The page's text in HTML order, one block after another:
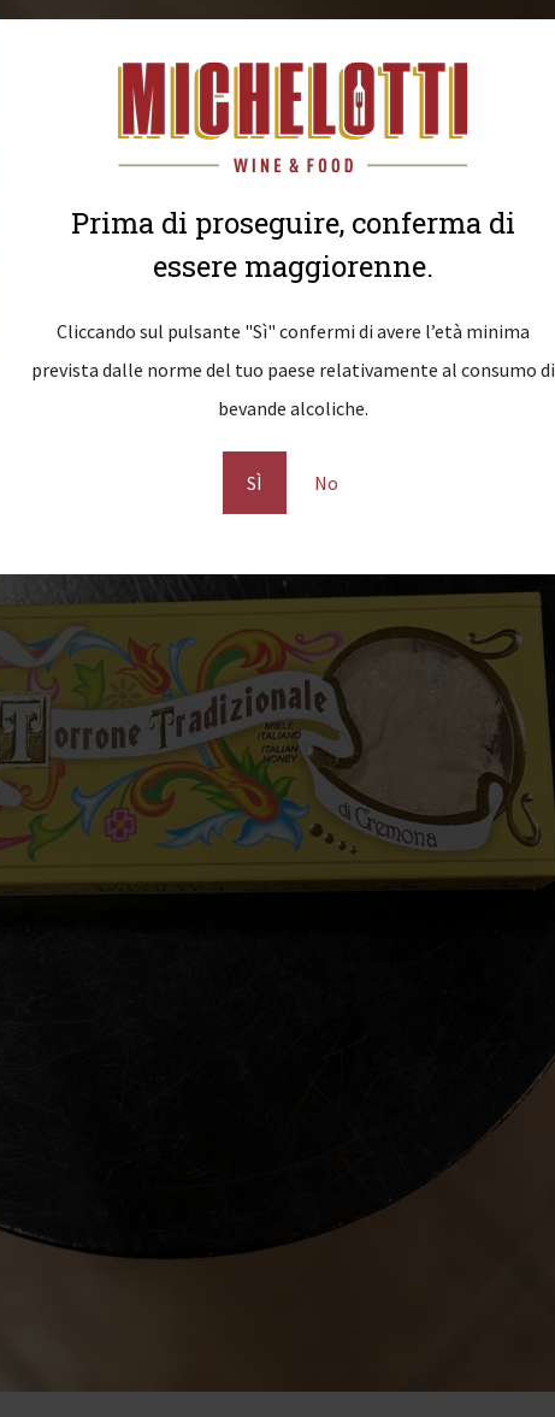
Prima di proseguire, conferma di
essere maggiorenne.
Cliccando sul pulsante "Sì" confermi di avere l’età minima
prevista dalle norme del tuo paese relativamente al consumo di
bevande alcoliche.
SÌ No